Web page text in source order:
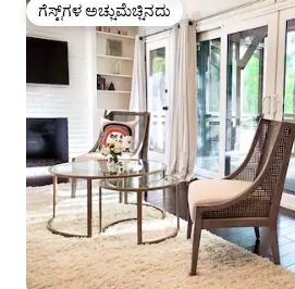
ಗೆಸ್ಟ್‌ಗಳ ಅಚ್ಚುಮೆಚ್ಚಿನದು
ಗೆಸ್ಟ್‌ಗಳ ಅಚ್ಚುಮೆಚ್ಚಿನದು